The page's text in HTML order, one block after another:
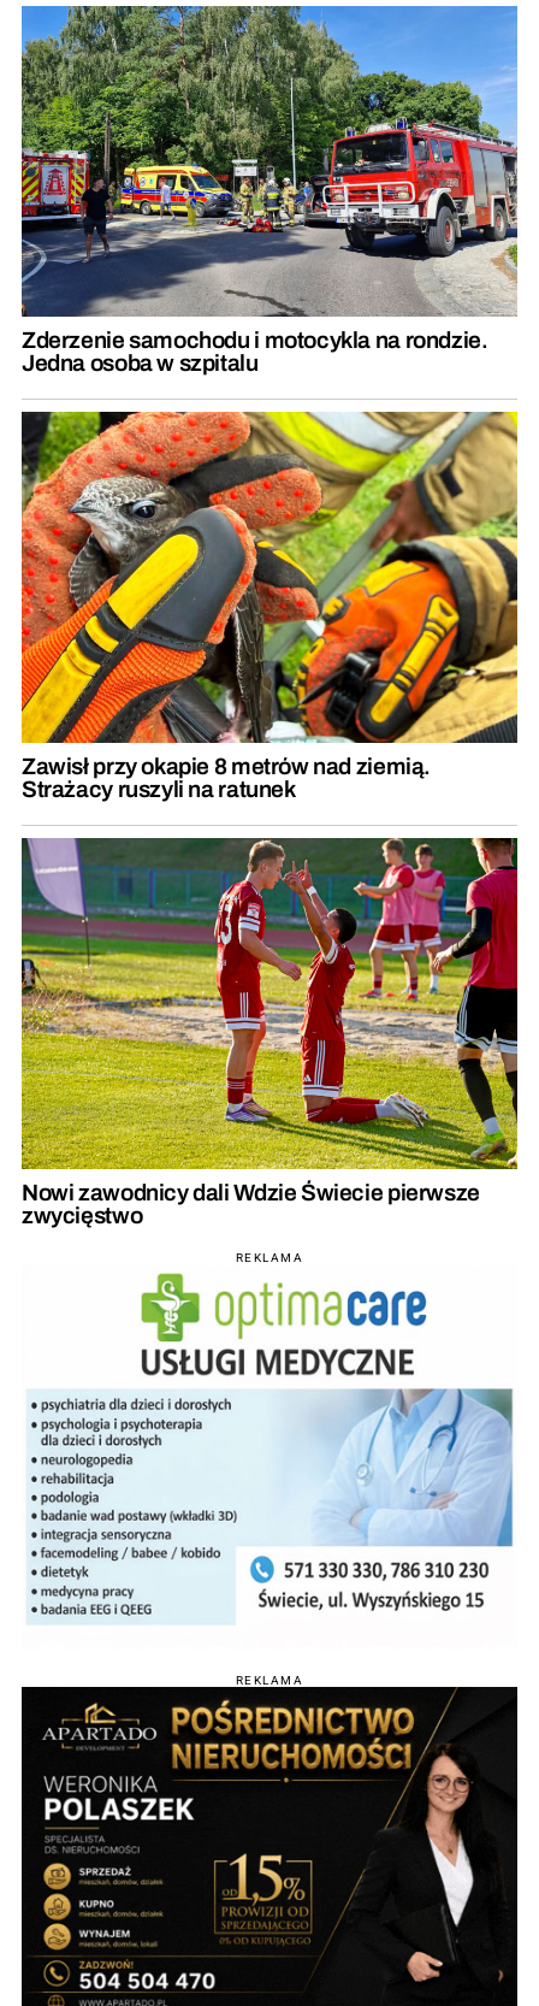
Zderzenie samochodu i motocykla na rondzie.
Jedna osoba w szpitalu
Zawisł przy okapie 8 metrów nad ziemią.
Strażacy ruszyli na ratunek
Nowi zawodnicy dali Wdzie Świecie pierwsze
zwycięstwo
REKLAMA
REKLAMA